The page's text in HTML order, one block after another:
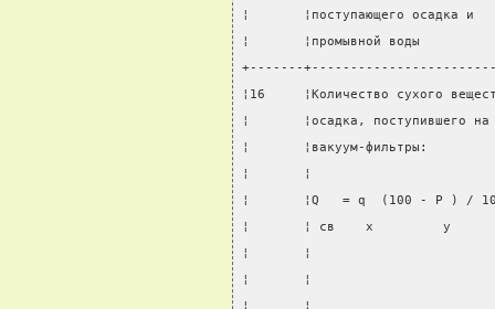
¦       ¦поступающего
¦       ¦промывной воды
+-------
¦16     ¦Количество сухого
¦       ¦осадка,
¦       ¦вакуум-фильтры:
¦       ¦
¦       ¦Q   = q  (100 - P
¦       ¦ св    x         y
¦       ¦
¦       ¦